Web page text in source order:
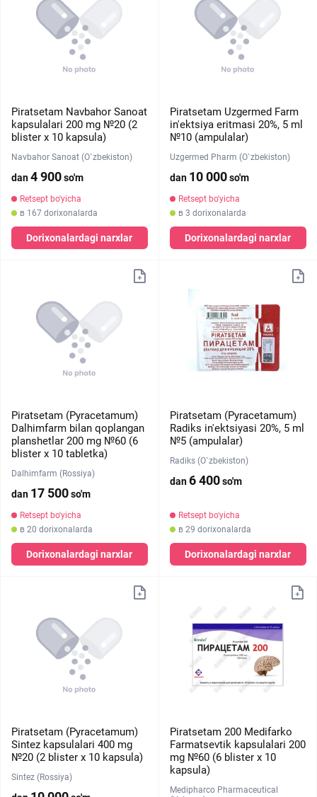
Piratsetam Navbahor Sanoat
kapsulalari 200 mg №20 (2
blister х 10 kapsula)
Navbahor Sanoat (O`zbekiston)
dan4 900so'm
Retsept bo'yicha
в 167 dorixonalarda
Dorixonalardagi narxlar
Piratsetam Uzgermed Farm
in'ektsiya eritmasi 20%, 5 ml
№10 (ampulalar)
Uzgermed Pharm (O`zbekiston)
dan 10 000so'm
Retsept bo'yicha
в 3 dorixonalarda
Dorixonalardagi narxlar
Piratsetam (Pyracetamum)
Dalhimfarm bilan qoplangan
planshetlar 200 mg №60 (6
blister х 10 tabletka)
Dalhimfarm (Rossiya)
dan 17 500so'm
Retsept bo'yicha
в 20 dorixonalarda
Dorixonalardagi narxlar
Piratsetam (Pyracetamum)
Radiks in'ektsiyasi 20%, 5 ml
№5 (ampulalar)
Radiks (O`zbekiston)
dan6 400so'm
Retsept bo'yicha
в 29 dorixonalarda
Dorixonalardagi narxlar
Piratsetam (Pyracetamum)
Sintez kapsulalari 400 mg
№20 (2 blister х 10 kapsula)
Sintez (Rossiya)
Piratsetam 200 Medifarko
Farmatsevtik kapsulalari 200
mg №60 (6 blister х 10
kapsula)
Medipharco Pharmaceutical